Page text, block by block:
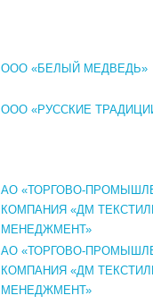
ООО «БЕЛЫЙ МЕДВЕДЬ»
ООО «РУССКИЕ
АО «ТОРГОВО-
КОМПАНИЯ «ДМ
МЕНЕДЖМЕНТ»
АО «ТОРГОВО-
КОМПАНИЯ «ДМ
МЕНЕДЖМЕНТ»